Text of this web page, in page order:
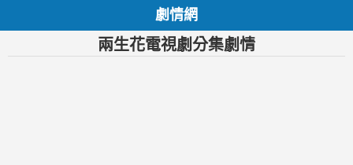
劇情網
兩生花電視劇分集劇情